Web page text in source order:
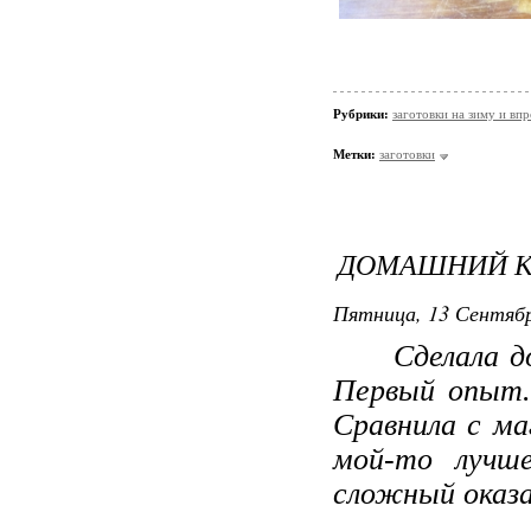
Рубрики: заготовки на зиму и
Метки: заготовки
ДОМАШНИЙ
Пятница, 13
Сделала
Первый опыт.
Сравнила с
мой-то
сложный